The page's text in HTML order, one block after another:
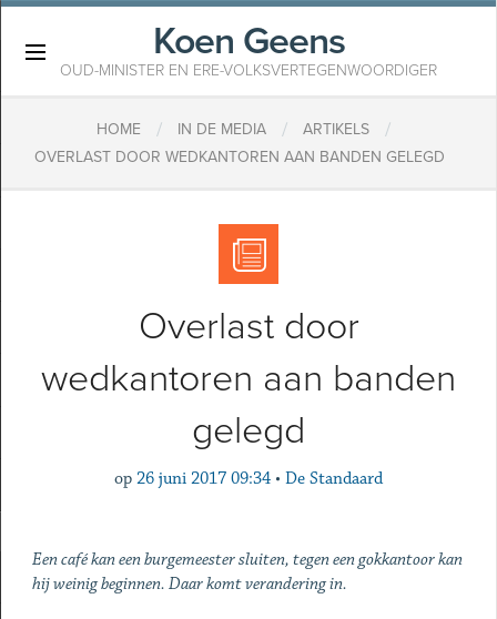
Koen Geens
OUD-MINISTER EN ERE-VOLKSVERTEGENWOORDIGER
HOME / IN DE MEDIA / ARTIKELS /
OVERLAST DOOR WEDKANTOREN AAN BANDEN GELEGD
Overlast door
wedkantoren aan banden
gelegd
op 26 juni 2017 09:34 • De Standaard
Een café kan een burgemeester sluiten, tegen een gokkantoor kan
hij weinig beginnen. Daar komt verandering in.